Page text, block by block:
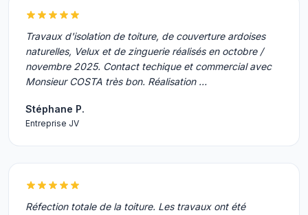
Travaux d'isolation de toiture, de couverture ardoises
naturelles, Velux et de zinguerie réalisés en octobre /
novembre 2025. Contact techique et commercial avec
Monsieur COSTA très bon. Réalisation …
Stéphane P.
Entreprise JV
Réfection totale de la toiture. Les travaux ont été